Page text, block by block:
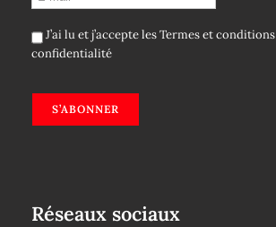
J’ai lu et j’accepte lesTermes et conditions
confidentialité
S’ABONNER
Réseaux sociaux